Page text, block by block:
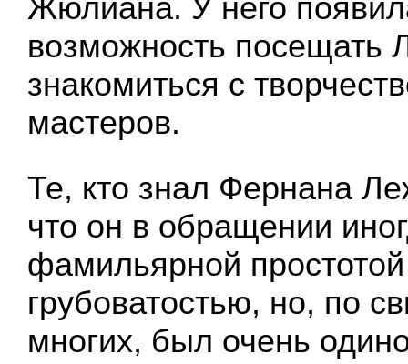
Жюлиана. У него
возможность посещать
знакомиться с
мастеров.
Те, кто знал Фернана
что он в обращении
фамильярной
грубоватостью, но, по
многих, был очень